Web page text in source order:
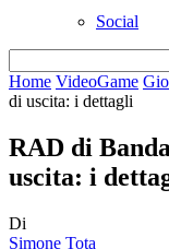
Social
Home VideoGame
di uscita: i dettagli
RAD di
uscita: i
Di
Simone Tota